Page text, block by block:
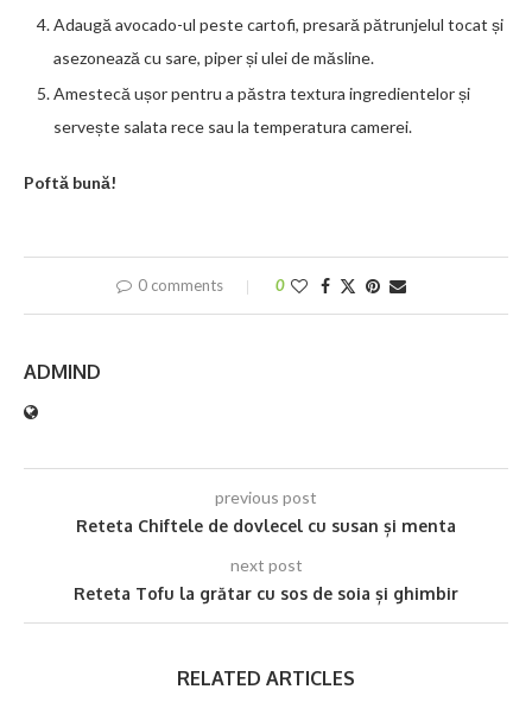
Adaugă avocado-ul peste cartofi, presară pătrunjelul tocat și
asezonează cu sare, piper și ulei de măsline.
Amestecă ușor pentru a păstra textura ingredientelor și
servește salata rece sau la temperatura camerei.
Poftă bună!
0 comments 0
ADMIND
previous post
Reteta Chiftele de dovlecel cu susan și menta
next post
Reteta Tofu la grătar cu sos de soia și ghimbir
RELATED ARTICLES